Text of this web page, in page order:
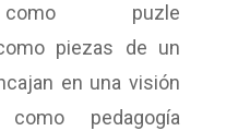
puzle
piezas de un
en una visión
pedagogía